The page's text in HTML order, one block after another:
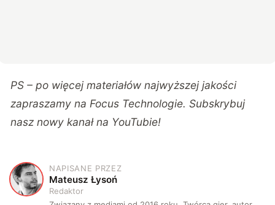
PS – po więcej materiałów najwyższej jakości
zapraszamy naFocus Technologie. Subskrybuj
nasz nowy kanał na YouTubie!
M
NAPISANE PRZEZ
Mateusz Łysoń
Redaktor